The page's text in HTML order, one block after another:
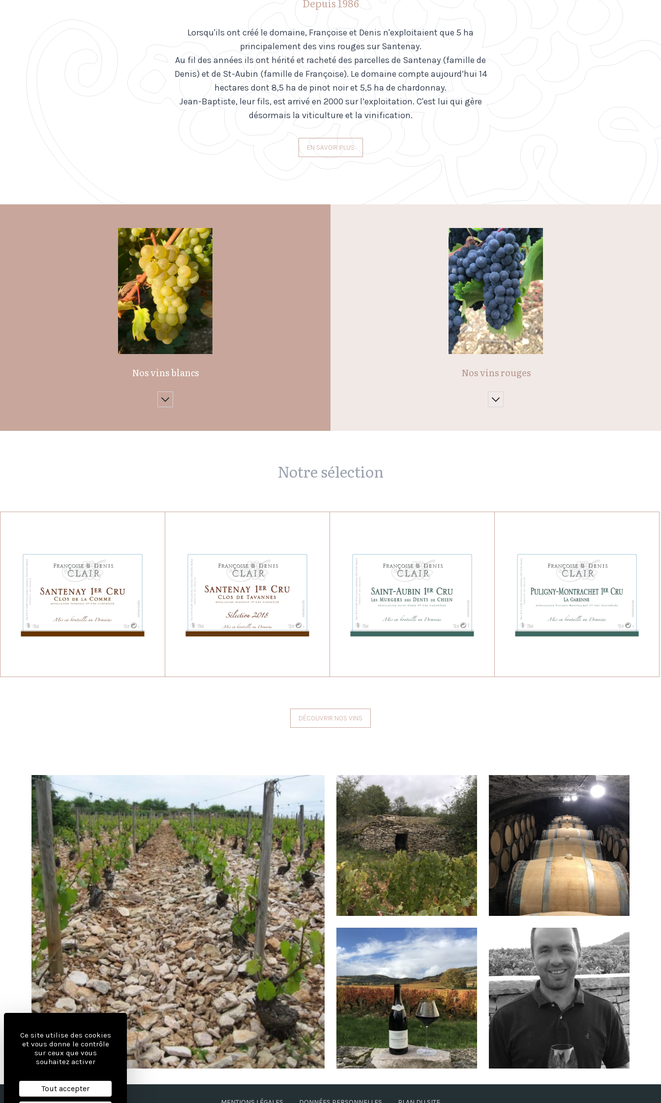
Depuis 1986
Lorsqu'ils ont créé le domaine, Françoise et Denis n'exploitaient que 5 ha
principalement des vins rouges sur Santenay.
Au fil des années ils ont hérité et racheté des parcelles de Santenay (famille de
Denis) et de St-Aubin (famille de Françoise). Le domaine compte aujourd’hui 14
hectares dont 8,5 ha de pinot noir et 5,5 ha de chardonnay.
Jean-Baptiste, leur fils, est arrivé en 2000 sur l’exploitation. C'est lui qui gère
désormais la viticulture et la vinification.
EN SAVOIR PLUS
Nos vins blancs Nos vins rouges
Notre sélection
DÉCOUVRIR NOS VINS
Ce site utilise des cookies
et vous donne le contrôle
sur ceux que vous
souhaitez activer
Tout accepter